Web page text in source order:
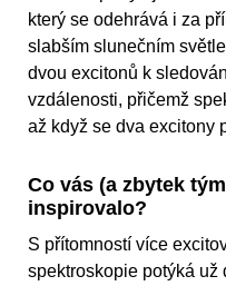
který se odehrává i za
slabším slunečním
dvou excitonů k
vzdálenosti, přičemž
až když se dva excitony
Co vás (a zbytek
inspirovalo?
S přítomností více
spektroskopie potýká už